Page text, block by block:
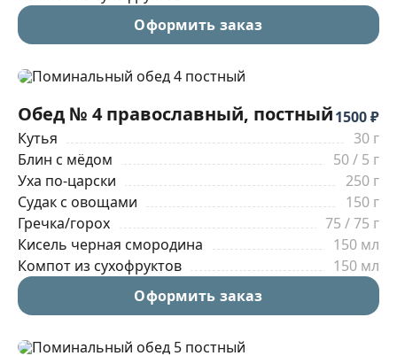
Оформить заказ
Обед № 4 православный, постный1500 ₽
Кутья
30 г
Блин с мёдом
50 / 5 г
Уха по-царски
250 г
Судак с овощами
150 г
Гречка/горох
75 / 75 г
Кисель черная смородина
150 мл
Компот из сухофруктов
150 мл
Оформить заказ